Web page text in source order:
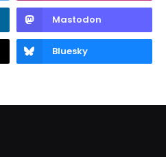
Mastodon
Bluesky